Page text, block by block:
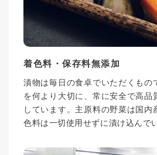
着色料・保存料無添加
漬物は毎日の食卓でいただくもの
を何より大切に、常に安全で高品
しています。主原料の野菜は国内
色料は一切使用せずに漬け込んで